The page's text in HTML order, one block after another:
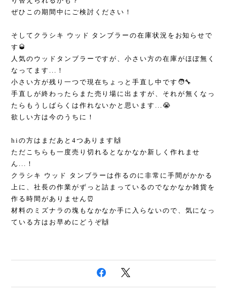
ぜひこの期間中にご検討ください！
そしてクラシキ ウッド タンブラーの在庫状況をお知らせで
す🥃
人気のウッドタンブラーですが、小さい方の在庫がほぼ無く
なってます...！
小さい方が残り一つで現在ちょっと手直し中です🧑‍🔧
手直しが終わったらまた売り場に出ますが、それが無くなっ
たらもうしばらくは作れないかと思います...😭
欲しい方は今のうちに！
hiの方はまだあと4つあります🙌
ただこちらも一度売り切れるとなかなか新しく作れませ
ん...！
クラシキ ウッド タンブラーは作るのに非常に手間がかかる
上に、社長の作業がずっと詰まっているのでなかなか雑貨を
作る時間がありません⏰
材料のミズナラの塊もなかなか手に入らないので、気になっ
ている方はお早めにどうぞ🙌